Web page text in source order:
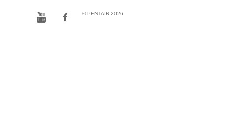
© PENTAIR 2026